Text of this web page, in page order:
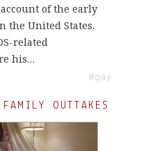
of the early
the United States.
related
his…
#gay
FAMILY OUTTAKES